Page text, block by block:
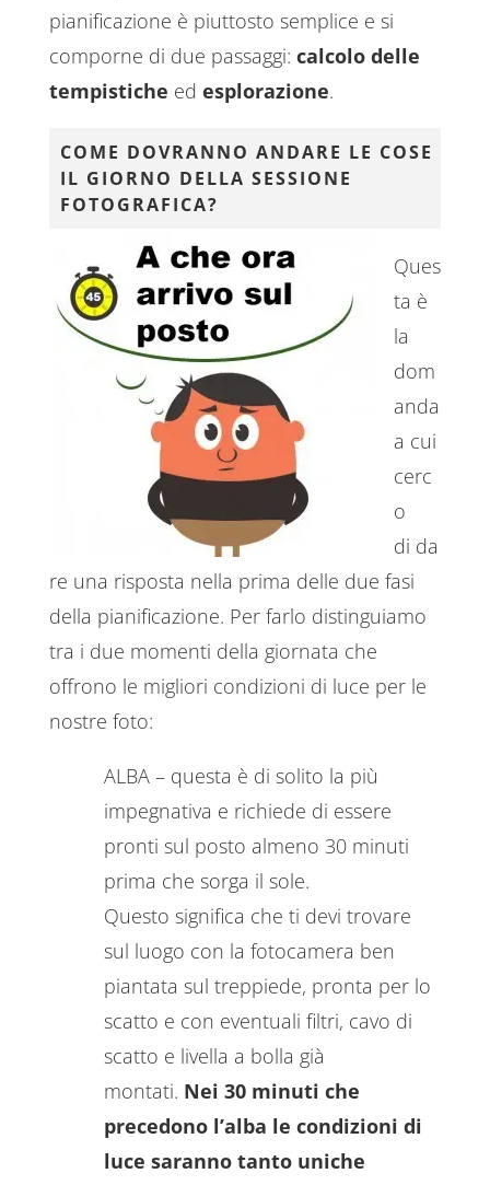
pianificazione è piuttosto semplice e si
comporne di due passaggi: calcolo delle
tempistiche ed esplorazione.
COME DOVRANNO ANDARE LE COSE
IL GIORNO DELLA SESSIONE
FOTOGRAFICA?
Ques
ta è
la
dom
anda
a cui
cerc
o
di da
re una risposta nella prima delle due fasi
della pianificazione. Per farlo distinguiamo
tra i due momenti della giornata che
offrono le migliori condizioni di luce per le
nostre foto:
ALBA – questa è di solito la più
impegnativa e richiede di essere
pronti sul posto almeno 30 minuti
prima che sorga il sole.
Questo significa che ti devi trovare
sul luogo con la fotocamera ben
piantata sul treppiede, pronta per lo
scatto e con eventuali filtri, cavo di
scatto e livella a bolla già
montati. Nei 30 minuti che
precedono l’alba le condizioni di
luce saranno tanto uniche